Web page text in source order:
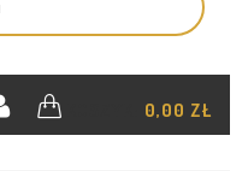
0,00 ZŁ